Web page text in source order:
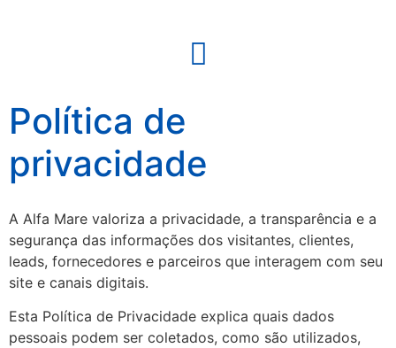
Política de
privacidade
A Alfa Mare valoriza a privacidade, a transparência e a
segurança das informações dos visitantes, clientes,
leads, fornecedores e parceiros que interagem com seu
site e canais digitais.
Esta Política de Privacidade explica quais dados
pessoais podem ser coletados, como são utilizados,